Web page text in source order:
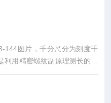
144图片，千分尺分为刻度千
用精密螺纹副原理测长的手
尺是测量系统中应用了光栅测